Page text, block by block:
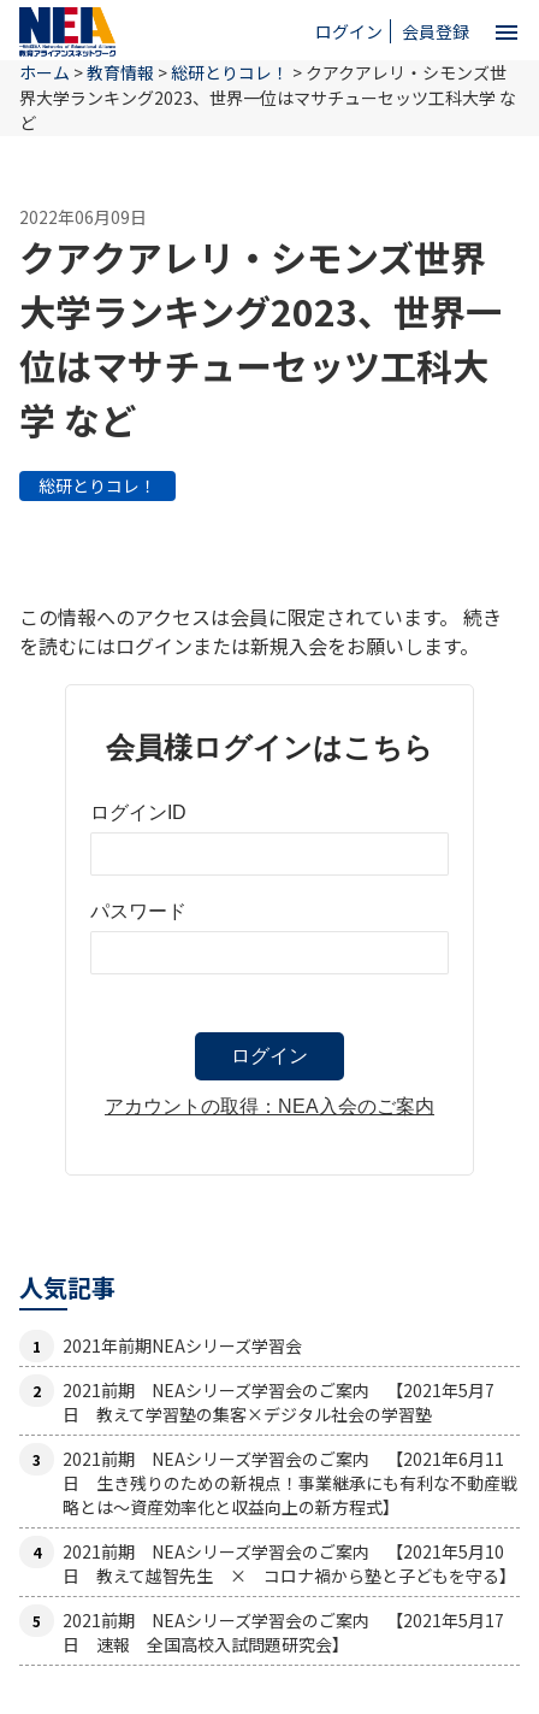
ログイン 会員登録 menu
close
NEAとは
教育情報
お問い合わせ
ホーム >教育情報 >総研とりコレ！ > クアクアレリ・シモンズ世
界大学ランキング2023、世界一位はマサチューセッツ工科大学 な
ど
2022年06月09日
クアクアレリ・シモンズ世界
大学ランキング2023、世界一
位はマサチューセッツ工科大
学 など
総研とりコレ！
この情報へのアクセスは会員に限定されています。 続き
を読むにはログインまたは新規入会をお願いします。
会員様ログインはこちら
ログインID
パスワード
アカウントの取得：NEA入会のご案内
人気記事
2021年前期NEAシリーズ学習会
2021前期 NEAシリーズ学習会のご案内 【2021年5月7
日 教えて学習塾の集客×デジタル社会の学習塾
2021前期 NEAシリーズ学習会のご案内 【2021年6月11
日 生き残りのための新視点！事業継承にも有利な不動産戦
略とは〜資産効率化と収益向上の新方程式】
2021前期 NEAシリーズ学習会のご案内 【2021年5月10
日 教えて越智先生 × コロナ禍から塾と子どもを守る】
2021前期 NEAシリーズ学習会のご案内 【2021年5月17
日 速報 全国高校入試問題研究会】